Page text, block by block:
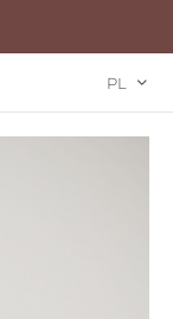
PL